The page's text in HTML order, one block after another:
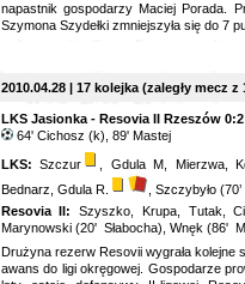
napastnik gospodarzy Maciej Porada.
Szymona Szydełki zmniejszyła się do 7
2010.04.28 | 17 kolejka (zaległy mecz z
LKS Jasionka - Resovia II Rzeszów
64' Cichosz (k), 89' Mastej
LKS: Szczur
, Gdula M, Mierzwa,
Bednarz, Gdula R.
, Szczybyło
Resovia II:
Szyszko, Krupa, Tutak,
Marynowski (20' Słabocha), Wnęk (86'
Drużyna rezerw Resovii wygrała
awans do ligi okręgowej. Gospodarze